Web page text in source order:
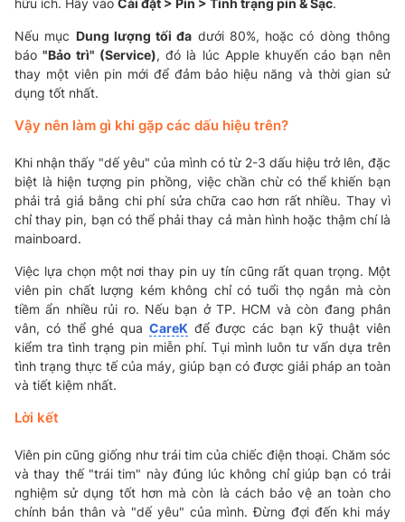
hữu ích. Hãy vào Cài đặt > Pin > Tình trạng pin & Sạc.
Nếu mục Dung lượng tối đa dưới 80%, hoặc có dòng thông
báo"Bảo trì" (Service), đó là lúc Apple khuyến cáo bạn nên
thay một viên pin mới để đảm bảo hiệu năng và thời gian sử
dụng tốt nhất.
Vậy nên làm gì khi gặp các dấu hiệu trên?
Khi nhận thấy "dế yêu" của mình có từ 2-3 dấu hiệu trở lên, đặc
biệt là hiện tượng pin phồng, việc chần chừ có thể khiến bạn
phải trả giá bằng chi phí sửa chữa cao hơn rất nhiều. Thay vì
chỉ thay pin, bạn có thể phải thay cả màn hình hoặc thậm chí là
mainboard.
Việc lựa chọn một nơi thay pin uy tín cũng rất quan trọng. Một
viên pin chất lượng kém không chỉ có tuổi thọ ngắn mà còn
tiềm ẩn nhiều rủi ro. Nếu bạn ở TP. HCM và còn đang phân
vân, có thể ghé qua CareK để được các bạn kỹ thuật viên
kiểm tra tình trạng pin miễn phí. Tụi mình luôn tư vấn dựa trên
tình trạng thực tế của máy, giúp bạn có được giải pháp an toàn
và tiết kiệm nhất.
Lời kết
Viên pin cũng giống như trái tim của chiếc điện thoại. Chăm sóc
và thay thế "trái tim" này đúng lúc không chỉ giúp bạn có trải
nghiệm sử dụng tốt hơn mà còn là cách bảo vệ an toàn cho
chính bản thân và "dế yêu" của mình. Đừng đợi đến khi máy